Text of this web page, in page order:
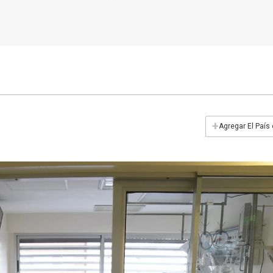
+Agregar El País